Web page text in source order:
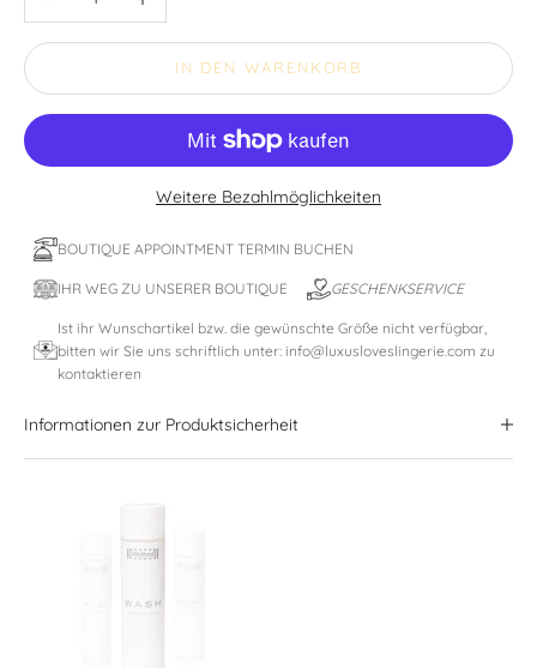
IN DEN WARENKORB
Weitere Bezahlmöglichkeiten
BOUTIQUE APPOINTMENT TERMIN BUCHEN
IHR WEG ZU UNSERER BOUTIQUE GESCHENKSERVICE
Ist ihr Wunschartikel bzw. die gewünschte Größe nicht verfügbar,
bitten wir Sie uns schriftlich unter: info@luxusloveslingerie.com zu
kontaktieren
Informationen zur Produktsicherheit